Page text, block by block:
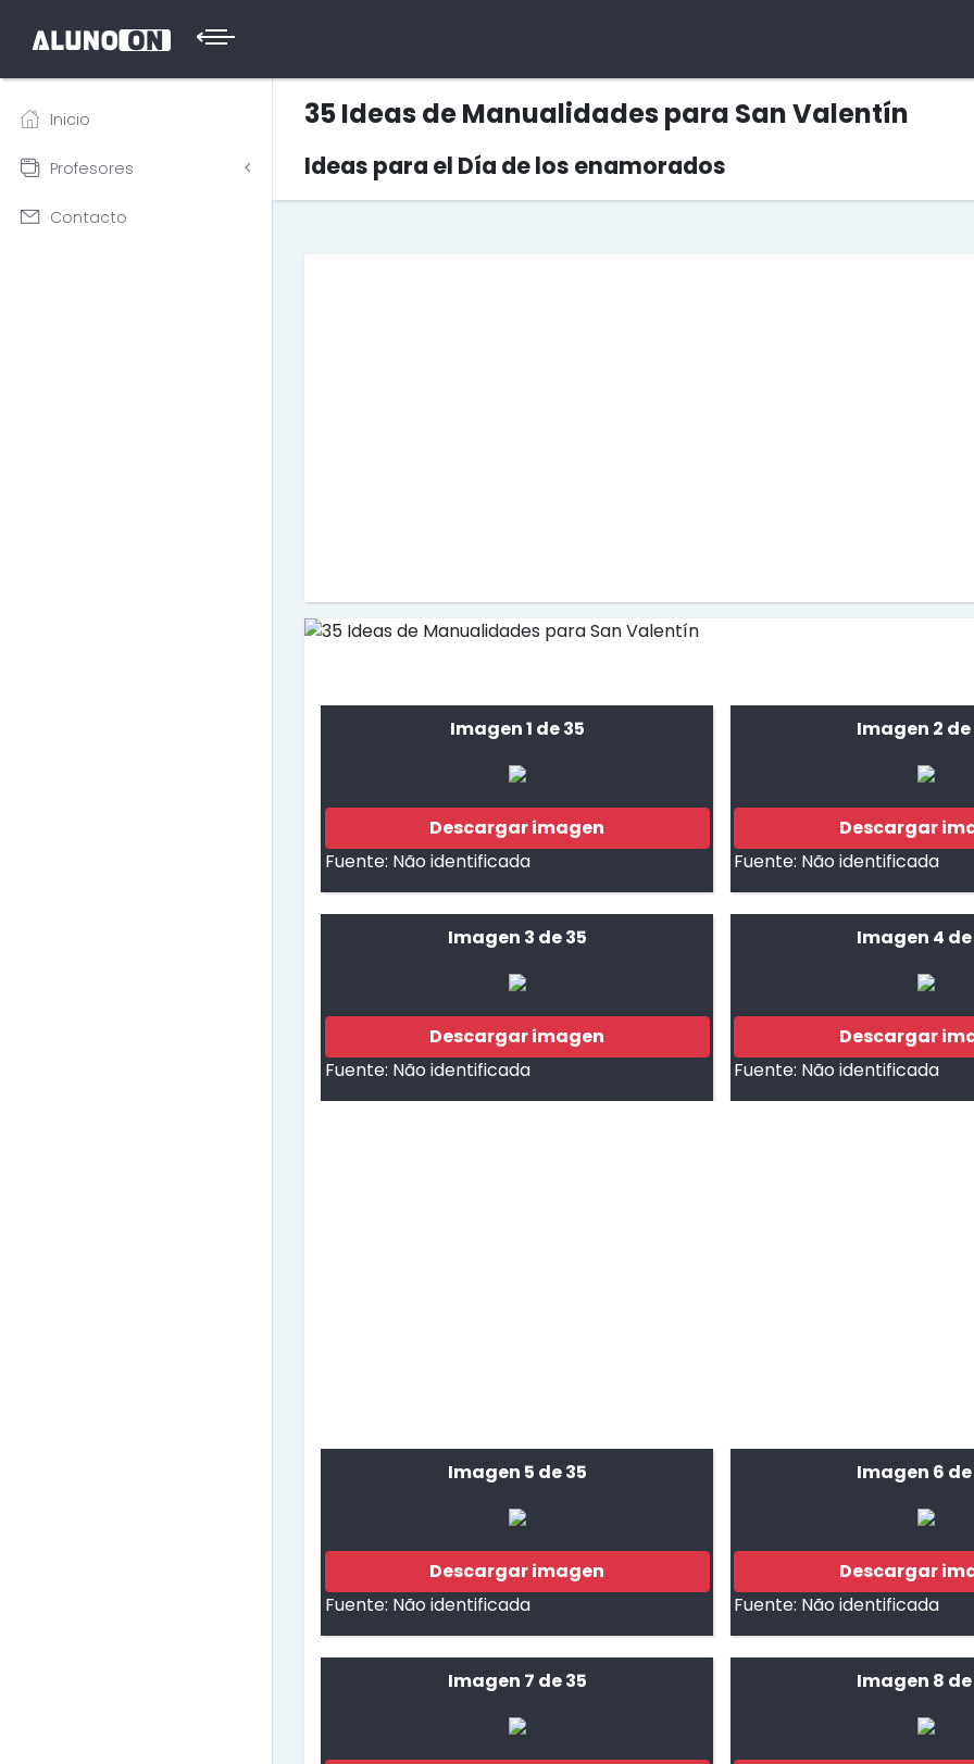
Inicio
Profesores
Contacto
35 Ideas de Manualidades para San Valentín
Ideas para el Día de los enamorados
Imagen 1 de 35
Descargar imagen
Fuente: Não identificada
Imagen 2 de
Descargar
Fuente: Não identificada
Imagen 3 de 35
Descargar imagen
Fuente: Não identificada
Imagen 4 de
Descargar
Fuente: Não identificada
Imagen 5 de 35
Descargar imagen
Fuente: Não identificada
Imagen 6 de
Descargar
Fuente: Não identificada
Imagen 7 de 35 Imagen 8 de